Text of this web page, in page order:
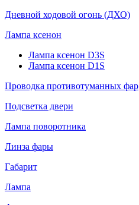
Дневной ходовой огонь (ДХО)
Лампа ксенон
Лампа ксенон D3S
Лампа ксенон D1S
Проводка противотуманных фар
Подсветка двери
Лампа поворотника
Линза фары
Габарит
Лампа